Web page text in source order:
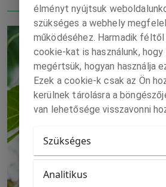
élményt nyújtsuk
szükséges a webhely
működéséhez. Harmadik féltől
cookie-kat is használunk,
megértsük, hogyan használja
Ezek a cookie-k csak az Ön
kerülnek tárolásra a
van lehetősége visszavonni
Szükséges
Analitikus